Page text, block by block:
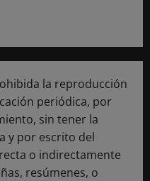
la reproducción
periódica, por
sin tener la
y por escrito del
o indirectamente
resúmenes, o